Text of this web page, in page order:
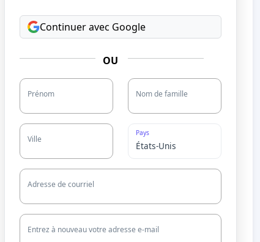
Continuer avec Google
OU
Prénom Nom de famille
Ville
Pays
Adresse de courriel
Entrez à nouveau votre adresse e-mail